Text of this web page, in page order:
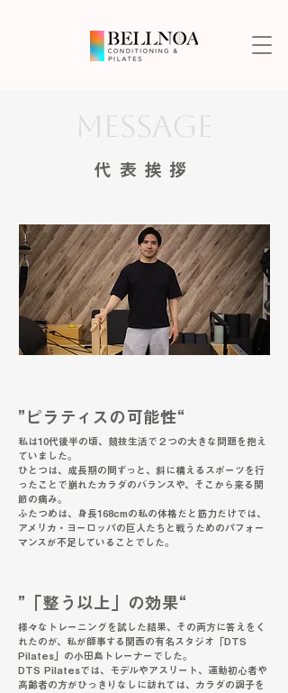
MESSAGE
代表挨拶
”ピラティスの可能性“
私は10代後半の頃、競技生活で２つの大きな問題を抱え
ていました。
ひとつは、成長期の間ずっと、斜に構えるスポーツを行
ったことで崩れたカラダのバランスや、そこから来る関
節の痛み。
ふたつめは、身長168cmの私の体格だと筋力だけでは、
アメリカ・ヨーロッパの巨人たちと戦うためのパフォー
マンスが不足していることでした。
”「整う以上」の効果“
様々なトレーニングを試した結果、その両方に答えをく
れたのが、私が師事する関西の有名スタジオ「DTS
Pilates」の小田島トレーナーでした。
DTS Pilatesでは、モデルやアスリート、運動初心者や
高齢者の方がひっきりなしに訪れては、カラダの調子を